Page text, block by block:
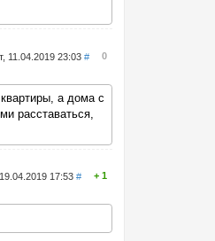
11.04.2019 23:03# 0
а дома с
расставаться,
17:53# 1